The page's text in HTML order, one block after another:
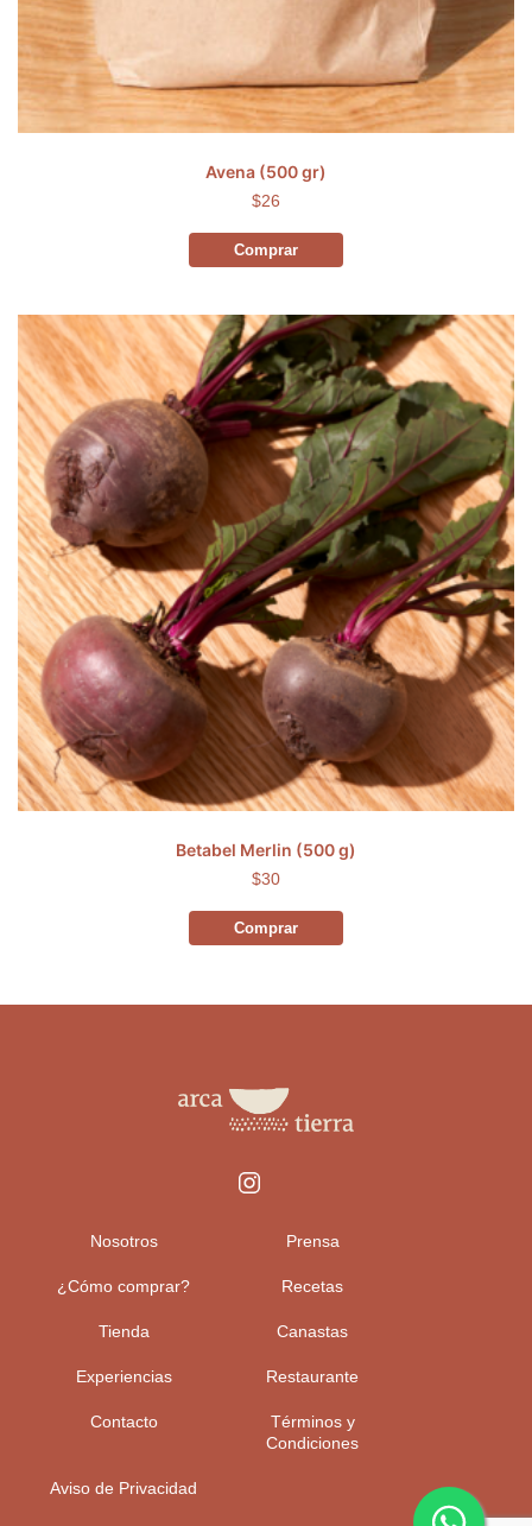
Avena (500 gr)
$26
Comprar
Betabel Merlin (500 g)
$30
Comprar
Nosotros Prensa
¿Cómo comprar? Recetas
Tienda Canastas
Experiencias Restaurante
Contacto
Términos y
Condiciones
Aviso de Privacidad